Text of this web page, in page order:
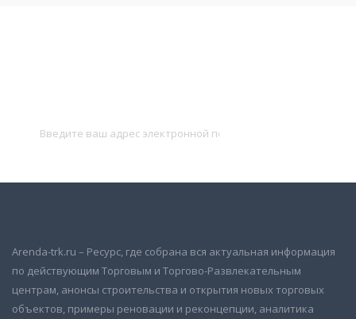
Arenda-trk.ru – Ресурс, где собрана вся актуальная информация
по действующим Торговым и Торгово-Развлекательным
центрам, анонсы строительства и открытия новых торговых
объектов, примеры реновации и реконцепции, аналитика